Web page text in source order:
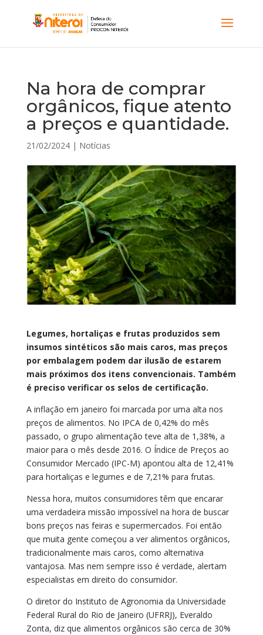
Na hora de comprar
orgânicos, fique atento
a preços e quantidade.
21/02/2024| Notícias
Legumes, hortaliças e frutas produzidos sem
insumos sintéticos são mais caros, mas preços
por embalagem podem dar ilusão de estarem
mais próximos dos itens convencionais. Também
é preciso verificar os selos de certificação.
A inflação em janeiro foi marcada por uma alta nos
preços de alimentos. No IPCA de 0,42% do mês
passado, o grupo alimentação teve alta de 1,38%, a
maior para o mês desde 2016. O Índice de Preços ao
Consumidor Mercado (IPC-M) apontou alta de 12,41%
para hortaliças e legumes e de 7,21% para frutas.
Nessa hora, muitos consumidores têm que encarar
uma verdadeira missão impossível na hora de buscar
bons preços nas feiras e supermercados. Foi então
que muita gente começou a ver alimentos orgânicos,
tradicionalmente mais caros, como alternativa
vantajosa. Mas nem sempre isso é verdade, alertam
especialistas em direito do consumidor.
O diretor do Instituto de Agronomia da Universidade
Federal Rural do Rio de Janeiro (UFRRJ), Everaldo
Zonta, diz que alimentos orgânicos são cerca de 30%